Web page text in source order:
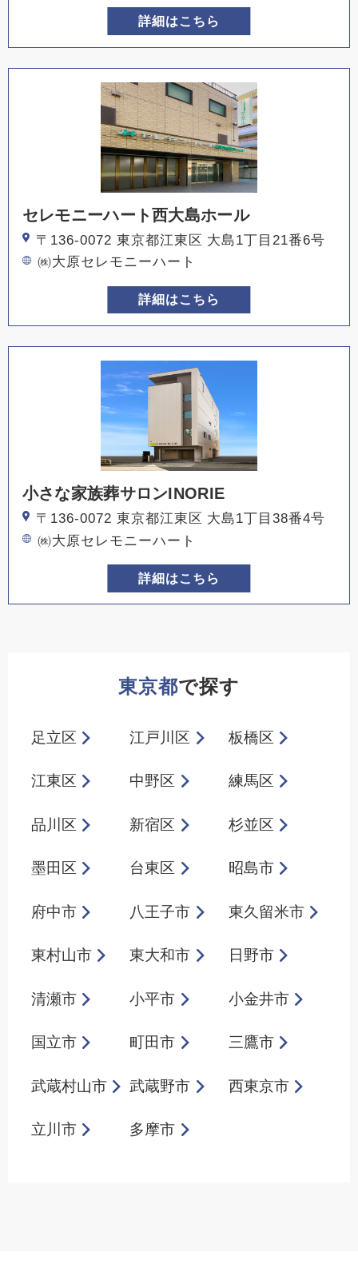
詳細はこちら
セレモニーハート西大島ホール
〒136-0072 東京都江東区 大島1丁目21番6号
㈱大原セレモニーハート
詳細はこちら
小さな家族葬サロンINORIE
〒136-0072 東京都江東区 大島1丁目38番4号
㈱大原セレモニーハート
詳細はこちら
東京都で探す
足立区 江戸川区 板橋区
江東区 中野区 練馬区
品川区 新宿区 杉並区
墨田区 台東区 昭島市
府中市 八王子市 東久留米市
東村山市 東大和市 日野市
清瀬市 小平市 小金井市
国立市 町田市 三鷹市
武蔵村山市 武蔵野市 西東京市
立川市 多摩市